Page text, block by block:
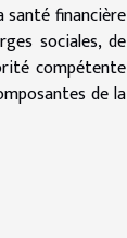
financière
sociales, de
compétente
de la